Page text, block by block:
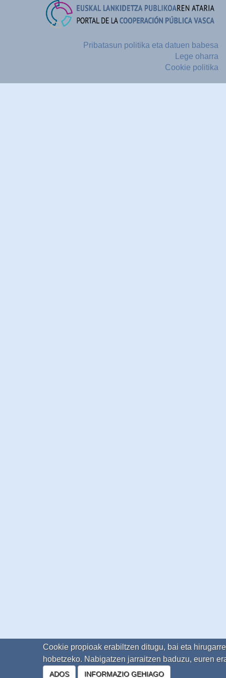
Pribatasun politika eta datuen babesa
Lege oharra
Cookie politika
Cookie propioak erabiltzen ditugu, bai eta
hobetzeko. Nabigatzen jarraitzen baduzu, euren
ADOS INFORMAZIO GEHIAGO